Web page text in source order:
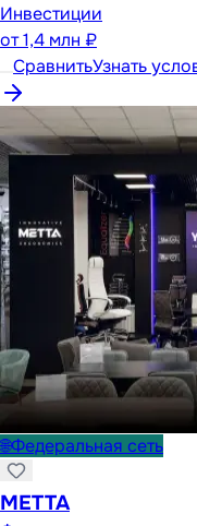
Инвестиции
от1,4 млн ₽
СравнитьУзнать
🌐Федеральная сеть
METTA